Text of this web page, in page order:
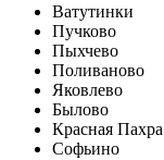
Ватутинки
Пучково
Пыхчево
Поливаново
Яковлево
Былово
Красная Пахра
Софьино